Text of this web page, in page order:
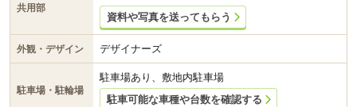
共用部
資料や写真を送ってもらう
外観・デザイン デザイナーズ
駐車場・駐輪場
駐車場あり、敷地内駐車場
駐車可能な車種や台数を確認する